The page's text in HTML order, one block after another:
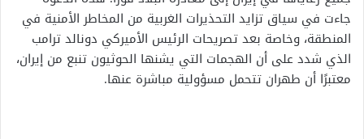
جاءت في سياق تزايد التحذيرات الغربية من المخاطر الأمنية في
المنطقة، وخاصة بعد تصريحات الرئيس الأميركي دونالد ترامب
الذي شدد على أن الهجمات التي يشنها الحوثيون تنبع من إيران،
معتبرًا أن طهران تتحمل مسؤولية مباشرة عنها.